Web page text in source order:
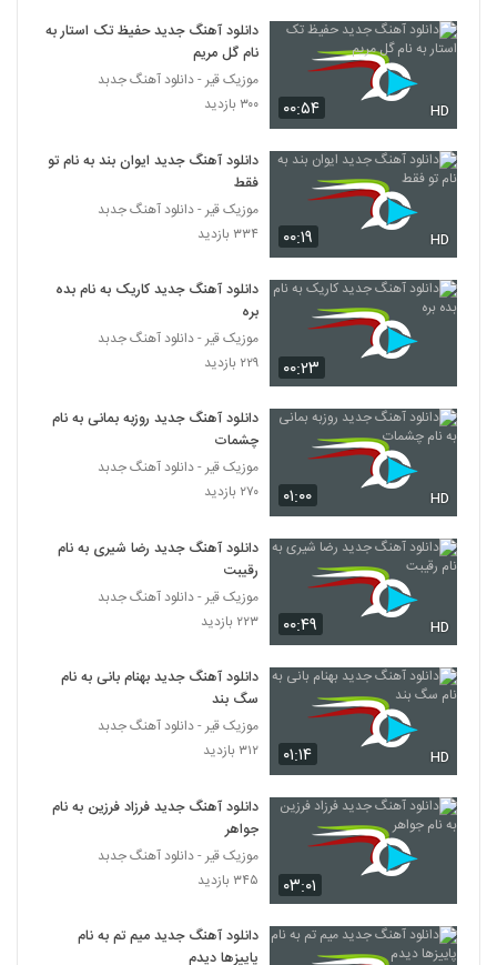
دانلود آهنگ دل دیوونه از شاهین ملک پور
۲۵۶ بازدید
5322
Rasoul Saberi Naro
5323
دانلود آهنگ جدید و زیبای حمید عسکری با نام
۲۸۴ بازدید
Xaniar Nemidooni (Acoustic
Version)
۲۷۹ بازدید
موزیک زیبای دورت بگردم از محمد میزبانی
5326
موزیک زیبای دختره خان از وحید سام
5327
صادق آتشی آهنگ عاشقانه
۲۴۴ بازدید
میثم هیوا آهنگ یواشکی
5329
دانلود آهنگ هادی مستان مست و خراب
(Hadi Mastan Masto Kharab)
۲۶۶ بازدید
موزیک زیبای به درک از ارسلان فهیمی
۲۷۱ بازدید
دانلود آهنگ شیدایی (به همراه مصطفی
۰۰:۵۴ HD
دانلود آهنگ جدید حفیظ تک استار به
نام گل مریم
موزیک قیر - دانلود آهنگ جدبد
۳۰۰ بازدید
۰۰:۱۹ HD
دانلود آهنگ جدید ایوان بند به نام تو
فقط
موزیک قیر - دانلود آهنگ جدبد
۳۳۴ بازدید
۰۰:۲۳
دانلود آهنگ جدید کاریک به نام بده
بره
موزیک قیر - دانلود آهنگ جدبد
۲۲۹ بازدید
۰۱:۰۰ HD
دانلود آهنگ جدید روزبه بمانی به نام
چشمات
موزیک قیر - دانلود آهنگ جدبد
۲۷۰ بازدید
۰۰:۴۹ HD
دانلود آهنگ جدید رضا شیری به نام
رقیبت
موزیک قیر - دانلود آهنگ جدبد
۲۲۳ بازدید
۰۱:۱۴ HD
دانلود آهنگ جدید بهنام بانی به نام
سگ بند
موزیک قیر - دانلود آهنگ جدبد
۳۱۲ بازدید
۰۳:۰۱
دانلود آهنگ جدید فرزاد فرزین به نام
جواهر
موزیک قیر - دانلود آهنگ جدبد
۳۴۵ بازدید
دانلود آهنگ جدید میم تم به نام
پاییزها دیدم